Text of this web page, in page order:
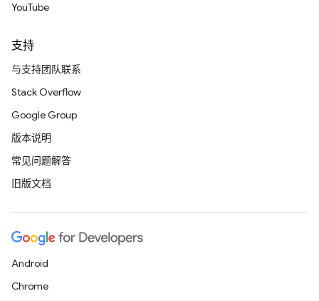
YouTube
支持
与支持团队联系
Stack Overflow
Google Group
版本说明
常见问题解答
旧版文档
Android
Chrome